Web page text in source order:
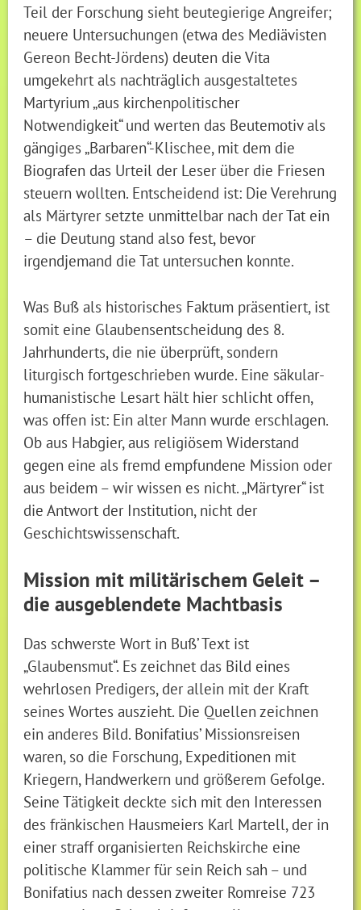
Teil der Forschung sieht beutegierige Angreifer;
neuere Untersuchungen (etwa des Mediävisten
Gereon Becht-Jördens) deuten die Vita
umgekehrt als nachträglich ausgestaltetes
Martyrium „aus kirchenpolitischer
Notwendigkeit“ und werten das Beutemotiv als
gängiges „Barbaren“-Klischee, mit dem die
Biografen das Urteil der Leser über die Friesen
steuern wollten. Entscheidend ist: Die Verehrung
als Märtyrer setzte unmittelbar nach der Tat ein
– die Deutung stand also fest, bevor
irgendjemand die Tat untersuchen konnte.
Was Buß als historisches Faktum präsentiert, ist
somit eine Glaubensentscheidung des 8.
Jahrhunderts, die nie überprüft, sondern
liturgisch fortgeschrieben wurde. Eine säkular-
humanistische Lesart hält hier schlicht offen,
was offen ist: Ein alter Mann wurde erschlagen.
Ob aus Habgier, aus religiösem Widerstand
gegen eine als fremd empfundene Mission oder
aus beidem – wir wissen es nicht. „Märtyrer“ ist
die Antwort der Institution, nicht der
Geschichtswissenschaft.
Mission mit militärischem Geleit –
die ausgeblendete Machtbasis
Das schwerste Wort in Buß’ Text ist
„Glaubensmut“. Es zeichnet das Bild eines
wehrlosen Predigers, der allein mit der Kraft
seines Wortes auszieht. Die Quellen zeichnen
ein anderes Bild. Bonifatius’ Missionsreisen
waren, so die Forschung, Expeditionen mit
Kriegern, Handwerkern und größerem Gefolge.
Seine Tätigkeit deckte sich mit den Interessen
des fränkischen Hausmeiers Karl Martell, der in
einer straff organisierten Reichskirche eine
politische Klammer für sein Reich sah – und
Bonifatius nach dessen zweiter Romreise 723